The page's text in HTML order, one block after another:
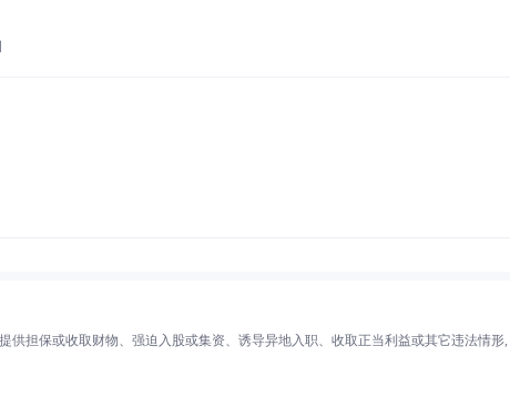
供担保或收取财物、强迫入股或集资、诱导异地入职、收取正当利益或其它违法情形,